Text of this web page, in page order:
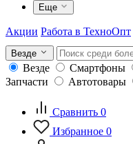
Еще
Акции Работа в ТехноОпт
Везде
Везде Смартфоны
Запчасти
Автотовары
Сравнить 0
Избранное 0